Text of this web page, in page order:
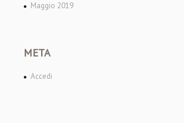
Maggio 2019
META
Accedi